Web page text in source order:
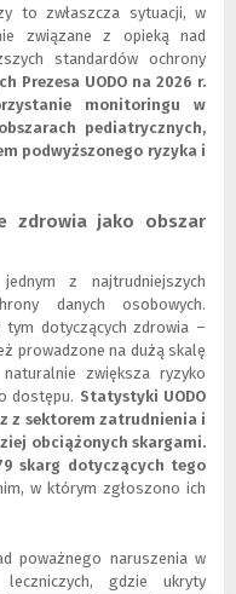
to zwłaszcza sytuacji, w
związane z opieką nad
standardów ochrony
Prezesa UODO na 2026 r.
monitoringu w
pediatrycznych,
podwyższonego ryzyka i
zdrowia jako obszar
z najtrudniejszych
danych osobowych.
dotyczących zdrowia –
prowadzone na dużą skalę
zwiększa ryzyko
dostępu. Statystyki UODO
z sektorem zatrudnienia i
obciążonych skargami.
skarg dotyczących tego
w którym zgłoszono ich
poważnego naruszenia w
gdzie ukryty